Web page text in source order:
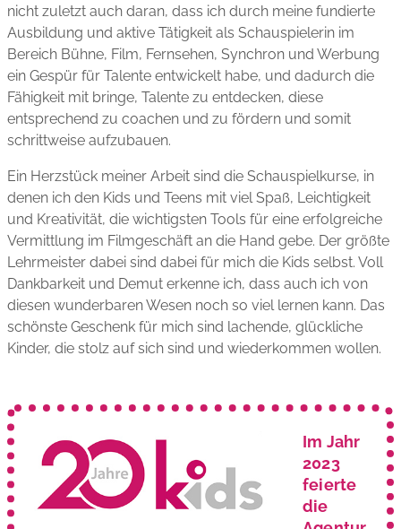
nicht zuletzt auch daran, dass ich durch meine fundierte
Ausbildung und aktive Tätigkeit als Schauspielerin im
Bereich Bühne, Film, Fernsehen, Synchron und Werbung
ein Gespür für Talente entwickelt habe, und dadurch die
Fähigkeit mit bringe, Talente zu entdecken, diese
entsprechend zu coachen und zu fördern und somit
schrittweise aufzubauen.
Ein Herzstück meiner Arbeit sind die Schauspielkurse, in
denen ich den Kids und Teens mit viel Spaß, Leichtigkeit
und Kreativität, die wichtigsten Tools für eine erfolgreiche
Vermittlung im Filmgeschäft an die Hand gebe. Der größte
Lehrmeister dabei sind dabei für mich die Kids selbst. Voll
Dankbarkeit und Demut erkenne ich, dass auch ich von
diesen wunderbaren Wesen noch so viel lernen kann. Das
schönste Geschenk für mich sind lachende, glückliche
Kinder, die stolz auf sich sind und wiederkommen wollen.
Im Jahr
2023
feierte
die